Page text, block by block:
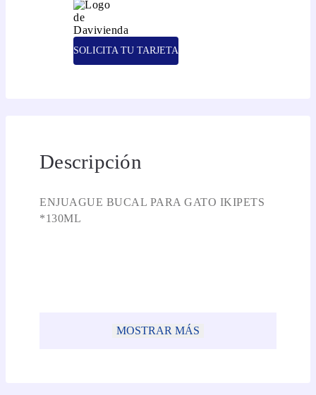
SOLICITA TU TARJETA
Descripción
ENJUAGUE BUCAL PARA GATO IKIPETS
*130ML
MOSTRAR MÁS